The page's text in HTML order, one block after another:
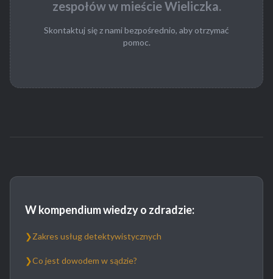
zespołów w mieście Wieliczka.
Skontaktuj się z nami bezpośrednio, aby otrzymać
pomoc.
W kompendium wiedzy o zdradzie:
❯Zakres usług detektywistycznych
❯Co jest dowodem w sądzie?